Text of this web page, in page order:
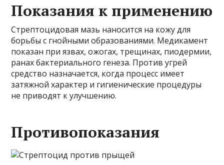
Показания к применению
Стрептоцидовая мазь наносится на кожу для
борьбы с гнойными образованиями. Медикамент
показан при язвах, ожогах, трещинах, пиодермии,
ранах бактериального генеза. Против угрей
средство назначается, когда процесс имеет
затяжной характер и гигиенические процедуры
не приводят к улучшению.
Противопоказания